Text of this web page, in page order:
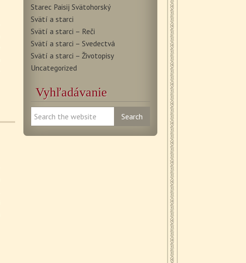
Starec Paisij Svätohorský
Svätí a starci
Svätí a starci – Reči
Svätí a starci – Svedectvá
Svätí a starci – Životopisy
Uncategorized
Vyhľadávanie